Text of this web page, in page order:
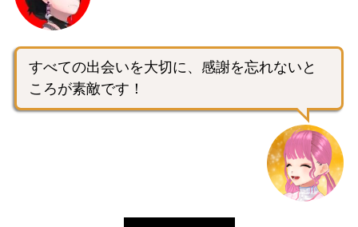
すべての出会いを大切に、感謝を忘れないと
ころが素敵です！